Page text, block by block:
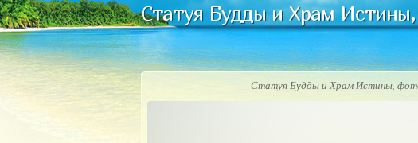
Статуя Будды и Храм
Статуя Будды и Храм Истины,